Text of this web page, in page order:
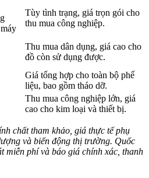
Tùy tình trạng, giá trọn gói cho
thu mua công nghiệp.
Thu mua dân dụng, giá cao cho
đồ còn sử dụng được.
Giá tổng hợp cho toàn bộ phế
liệu, bao gồm tháo dỡ.
Thu mua công nghiệp lớn, giá
cao cho kim loại và thiết bị.
chất tham khảo, giá thực tế phụ
và biến động thị trường. Quốc
miễn phí và báo giá chính xác, thanh